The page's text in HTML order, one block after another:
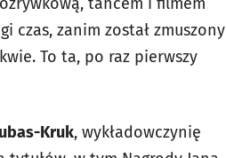
czas, zanim został zmuszony
To ta, po raz pierwszy
Kruk, wykładowczynię